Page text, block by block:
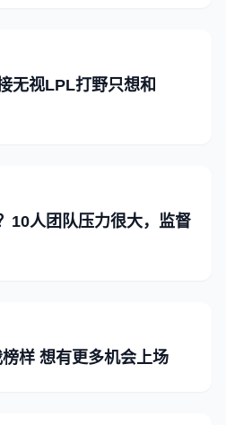
无视LPL打野只想和
10人团队压力很大，监督
样 想有更多机会上场